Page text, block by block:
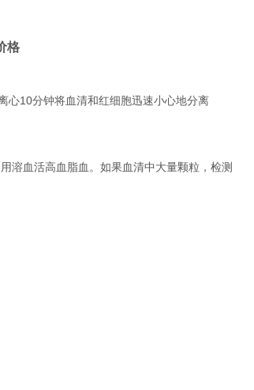
格
10分钟将血清和红细胞迅速小心地分离
血活高血脂血。如果血清中大量颗粒，检测